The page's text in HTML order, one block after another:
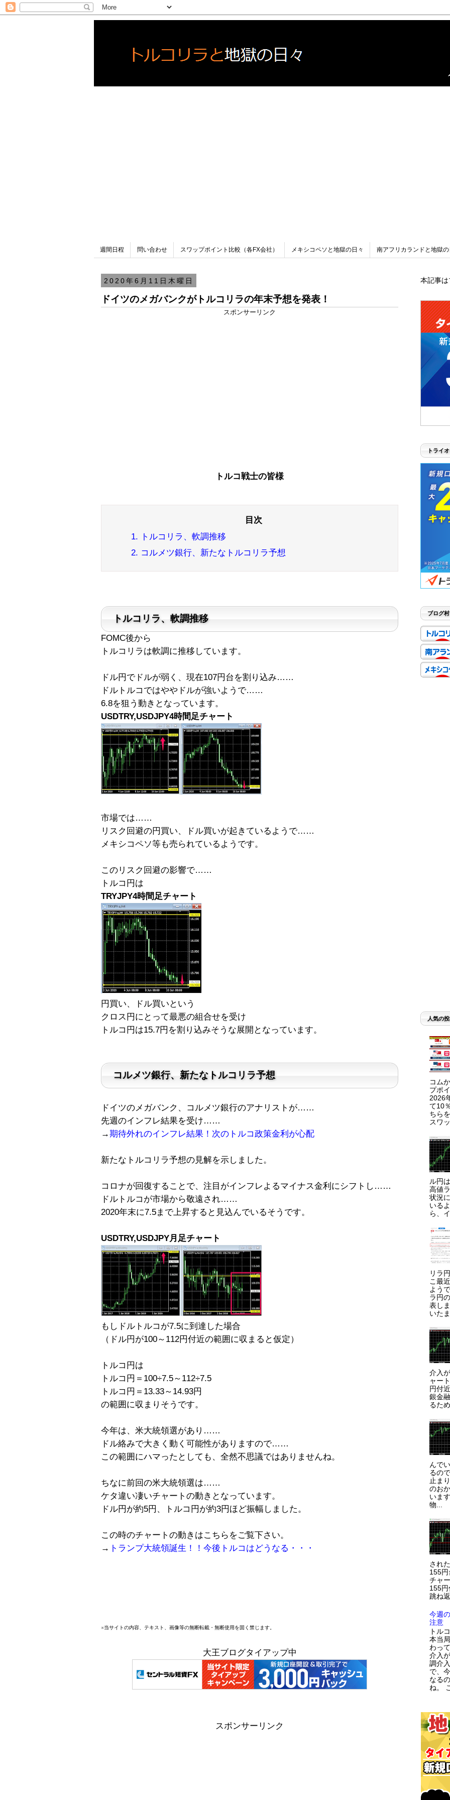
週間日程 問い合わせ スワップポイント比較（各FX会社） メキシコペソと地獄の日々 南アフリカランドと地獄
2020年6月11日木曜日
ドイツのメガバンクがトルコリラの年末予想を発表！
スポンサーリンク
トルコ戦士の皆様
1. トルコリラ、軟調推移
2. コルメツ銀行、新たなトルコリラ予想
トルコリラ、軟調推移
FOMC後から
トルコリラは軟調に推移しています。
ドル円でドルが弱く、現在107円台を割り込み……
ドルトルコではややドルが強いようで……
6.8を狙う動きとなっています。
USDTRY,USDJPY4時間足チャート
市場では……
リスク回避の円買い、ドル買いが起きているようで……
メキシコペソ等も売られているようです。
このリスク回避の影響で……
トルコ円は
TRYJPY4時間足チャート
円買い、ドル買いという
クロス円にとって最悪の組合せを受け
トルコ円は15.7円を割り込みそうな展開となっています。
コルメツ銀行、新たなトルコリラ予想
ドイツのメガバンク、コルメツ銀行のアナリストが……
先週のインフレ結果を受け……
→期待外れのインフレ結果！次のトルコ政策金利が心配
新たなトルコリラ予想の見解を示しました。
コロナが回復することで、注目がインフレよるマイナス金利にシフトし……
ドルトルコが市場から敬遠され……
2020年末に7.5まで上昇すると見込んでいるそうです。
USDTRY,USDJPY月足チャート
もしドルトルコが7.5に到達した場合
（ドル円が100～112円付近の範囲に収まると仮定）
トルコ円は
トルコ円＝100÷7.5～112÷7.5
トルコ円＝13.33～14.93円
の範囲に収まりそうです。
今年は、米大統領選があり……
ドル絡みで大きく動く可能性がありますので……
この範囲にハマったとしても、全然不思議ではありませんね。
ちなに前回の米大統領選は……
ケタ違い凄いチャートの動きとなっています。
ドル円が約5円、トルコ円が約3円ほど振幅しました。
この時のチャートの動きはこちらをご覧下さい。
→ トランプ大統領誕生！！今後トルコはどうなる・・・
※当サイトの内容、テキスト、画像等の無断転載・無断使用を固く禁じます。
大王ブログタイアップ中
スポンサーリンク
本記事
トライ
ブログ村
人気の
コム
プポ
2026
て10
ちら
スワ
ル円
高値
状況
いる
ら、
リラ
こ最
よう
ラ円
表し
いた
介入
ャー
円付
銀金
るた
んで
るの
止ま
のお
いま
物...
され
155
チャ
155
跳ね
今週
注意
トル
本当
わっ
介入
調介
で、
なる
ね。